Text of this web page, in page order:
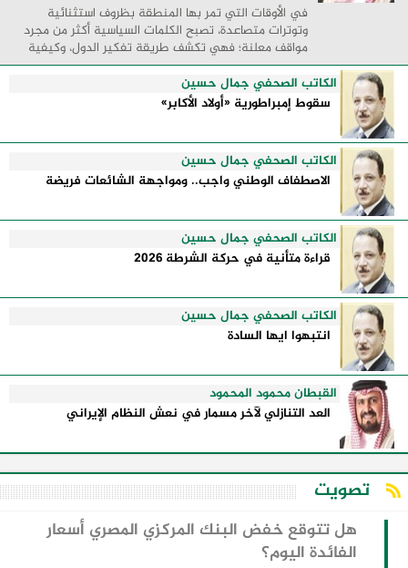
في الأوقات التي تمر بها المنطقة بظروف استثنائية
وتوترات متصاعدة، تصبح الكلمات السياسية أكثر من مجرد
مواقف معلنة؛ فهي تكشف طريقة تفكير الدول، وكيفية
إدارتها للأزمات، والحدود التي تفصل بين القوة ...
الكاتب الصحفي جمال حسين
سقوط إمبراطورية «أولاد الأكابر»
الكاتب الصحفي جمال حسين
الاصطفاف الوطني واجب.. ومواجهة الشائعات فريضة
الكاتب الصحفي جمال حسين
قراءة متأنية في حركة الشرطة 2026
الكاتب الصحفي جمال حسين
انتبهوا ايها السادة
القبطان محمود المحمود
العد التنازلي لآخر مسمار في نعش النظام الإيراني
تصويت
هل تتوقع خفض البنك المركزي المصري أسعار
الفائدة اليوم؟